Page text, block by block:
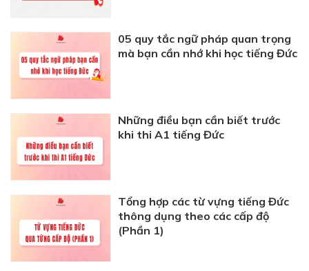
05 quy tắc ngữ pháp quan trọng
mà bạn cần nhớ khi học tiếng Đức
Những điều bạn cần biết trước
khi thi A1 tiếng Đức
Tổng hợp các từ vựng tiếng Đức
thông dụng theo các cấp độ
(Phần 1)